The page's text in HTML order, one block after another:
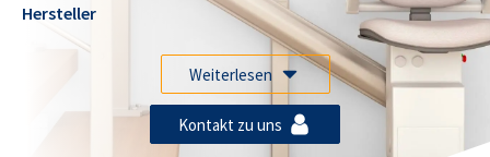
Hersteller
Weiterlesen
Kontakt zu uns